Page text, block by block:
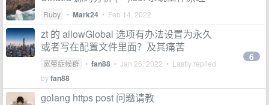
Ruby • Mark24 • Feb 14, 2022
zt 的 allowGlobal 选项有办法设置为永久
或者写在配置文件里面？及其痛苦
宽带症候群 • fan88 • Jan 26, 2022 • Lastly replied
byfan88
6
golang https post 问题请教